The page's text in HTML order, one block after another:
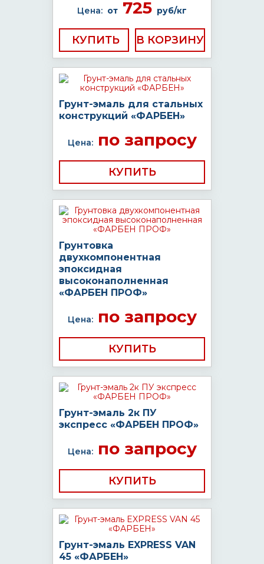
Цена: от 725 руб/кг
КУПИТЬ
Грунт-эмаль для стальных
конструкций «ФАРБЕН»
Цена:по запросу
КУПИТЬ
Грунтовка
двухкомпонентная
эпоксидная
высоконаполненная
«ФАРБЕН ПРОФ»
Цена:по запросу
КУПИТЬ
Грунт-эмаль 2к ПУ
экспресс «ФАРБЕН ПРОФ»
Цена:по запросу
КУПИТЬ
Грунт-эмаль EXPRESS VAN
45 «ФАРБЕН»